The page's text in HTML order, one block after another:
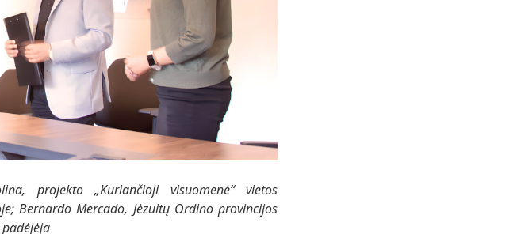
projekto „Kuriančioji visuomenė“ vietos
Bernardo Mercado, Jėzuitų Ordino provincijos